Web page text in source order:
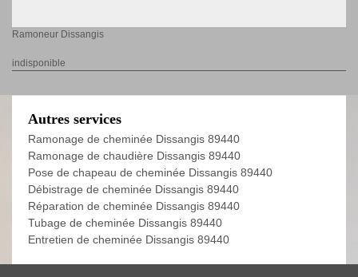
Ramoneur Dissangis
indisponible
Autres services
Ramonage de cheminée Dissangis 89440
Ramonage de chaudière Dissangis 89440
Pose de chapeau de cheminée Dissangis 89440
Débistrage de cheminée Dissangis 89440
Réparation de cheminée Dissangis 89440
Tubage de cheminée Dissangis 89440
Entretien de cheminée Dissangis 89440